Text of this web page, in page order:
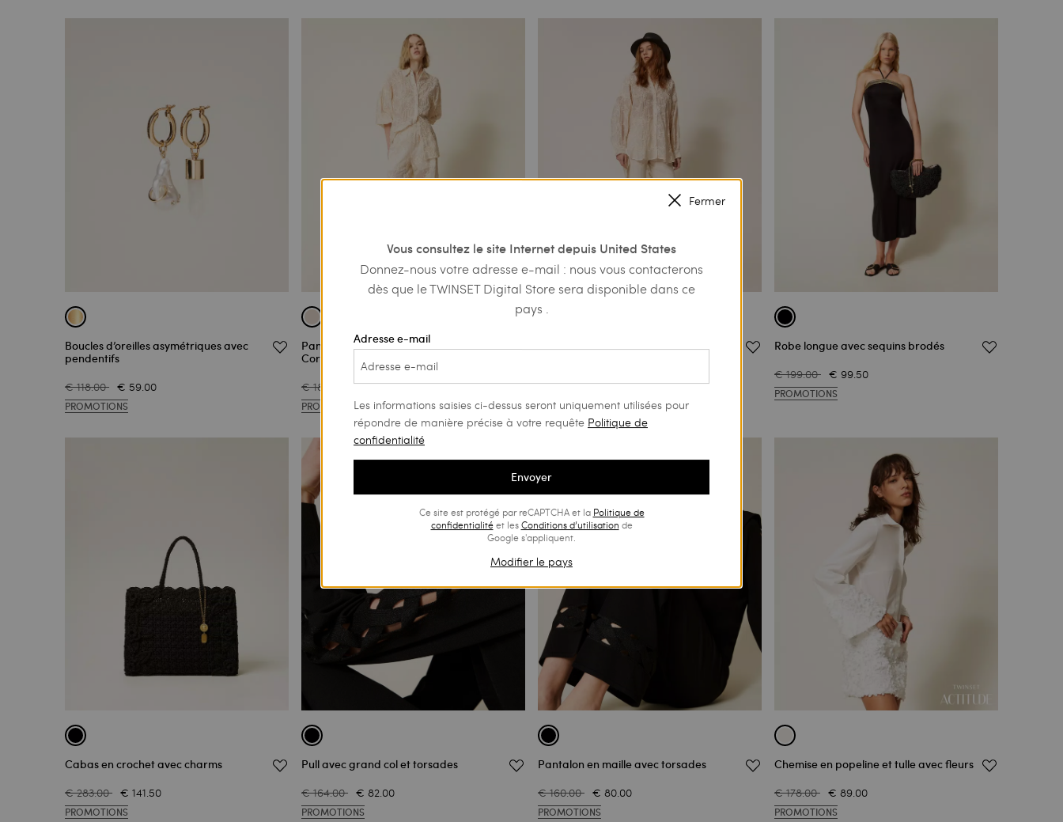
Boucles d’oreilles asymétriques avec
pendentifs
€ 118.00 € 59.00
PROMOTIONS
Pantalon en mousseline avec broderie
Cornely
€ 186.00 € 93.00
PROMOTIONS
Chemise en mousseline avec broderie
€ 199.00 € 99.50
PROMOTIONS
Robe longue avec sequins brodés
€ 199.00 € 99.50
PROMOTIONS
Cabas en crochet avec charms
€ 283.00 € 141.50
PROMOTIONS
Pull avec grand col et torsades
€ 164.00 € 82.00
PROMOTIONS
Pantalon en maille avec torsades
€ 160.00 € 80.00
PROMOTIONS
Chemise en popeline et tulle avec fleurs
€ 178.00 € 89.00
PROMOTIONS
Fermer
Vous consultez le site Internet depuis United States
Donnez-nous votre adresse e-mail : nous vous contacterons
dès que le TWINSET Digital Store sera disponible dans ce
pays .
Adresse e-mail
Les informations saisies ci-dessus seront uniquement utilisées pour
répondre de manière précise à votre requête Politique de
confidentialité
Envoyer
Ce site est protégé par reCAPTCHA et la Politique de
confidentialitéet lesConditions d’utilisation de
Google s'appliquent.
Modifier le pays